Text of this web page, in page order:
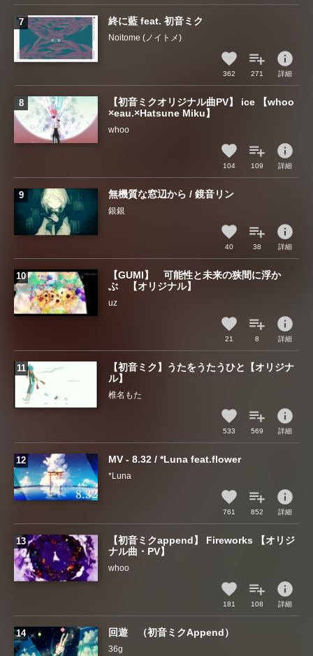
終に藍 feat. 初音ミク
Noitome (ノイトメ)
362 271
info
詳細
【初音ミクオリジナル曲PV】 ice 【whoo
×eau.×Hatsune Miku】
whoo
104 109
info
詳細
無機質な窓辺から / 鏡音リン
銀銀
40 38
info
詳細
【GUMI】 可能性と未来の狭間に浮か
ぶ 【オリジナル】
uz
21 8
info
詳細
【初音ミク】うたをうたうひと【オリジナ
ル】
椎名もた
533 569
info
詳細
MV - 8.32 / *Luna feat.flower
*Luna
761 852
info
詳細
【初音ミクappend】 Fireworks 【オリジ
ナル曲・PV】
whoo
181 108
info
詳細
回遊 （初音ミクAppend）
36g